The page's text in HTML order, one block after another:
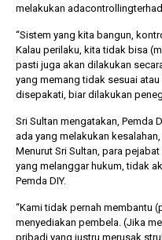
melakukan
“Sistem yang kita bangun,
Kalau perilaku, kita tidak bisa
pasti juga akan dilakukan
yang memang tidak sesuai
disepakati, biar dilakukan
Sri Sultan mengatakan, Pemda
ada yang melakukan
Menurut Sri Sultan, para
yang melanggar hukum, tidak
Pemda DIY.
“Kami tidak pernah membantu
menyediakan pembela. (Jika
pribadi yang justru merusak